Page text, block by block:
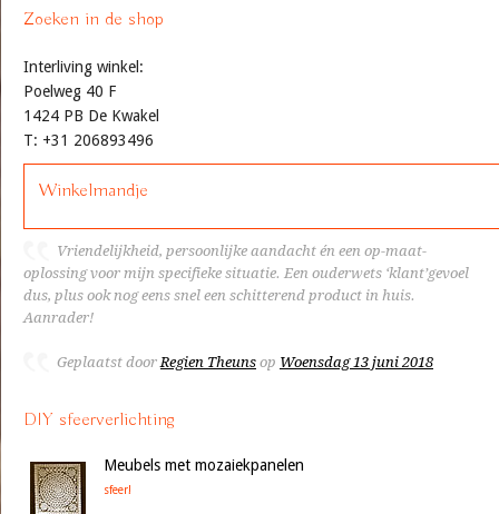
Zoeken in de shop
Interliving winkel:
Poelweg 40 F
1424 PB De Kwakel
T: +31 206893496
Winkelmandje
Vriendelijkheid, persoonlijke aandacht én een op-maat-
oplossing voor mijn specifieke situatie. Een ouderwets ‘klant’gevoel
dus, plus ook nog eens snel een schitterend product in huis.
Aanrader!
Geplaatst doorRegien Theuns op Woensdag 13 juni 2018
DIY sfeerverlichting
Meubels met mozaiekpanelen
sfeer!